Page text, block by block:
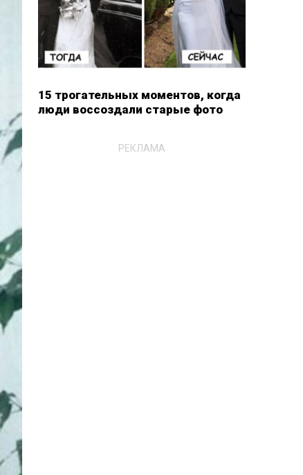
15 трогательных моментов, когда
люди воссоздали старые фото
РЕКЛАМА